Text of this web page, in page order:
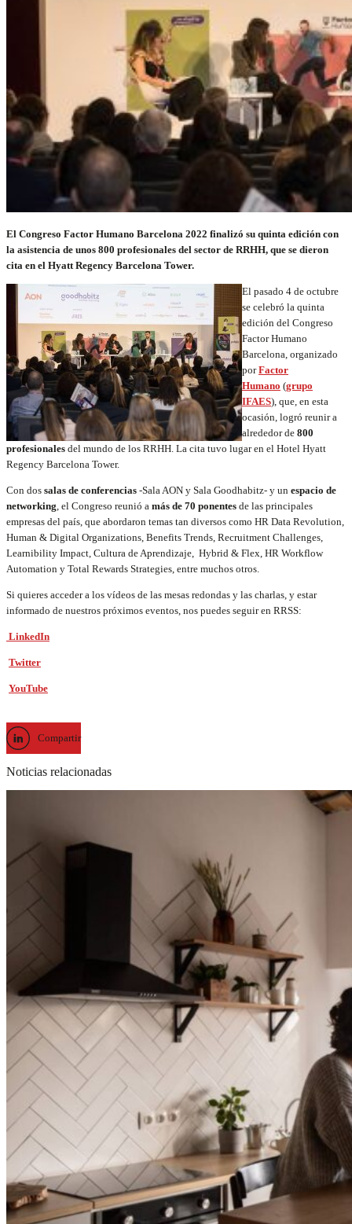
El Congreso Factor Humano Barcelona 2022 finalizó su quinta edición con
la asistencia de unos 800 profesionales del sector de RRHH, que se dieron
cita en el Hyatt Regency Barcelona Tower.
El pasado 4 de octubre
se celebró la quinta
edición del Congreso
Factor Humano
Barcelona, organizado
porFactor
Humano (grupo
IFAES), que, en esta
ocasión, logró reunir a
alrededor de 800
profesionales del mundo de los RRHH. La cita tuvo lugar en el Hotel Hyatt
Regency Barcelona Tower.
Con dos salas de conferencias -Sala AON y Sala Goodhabitz- y un espacio de
networking, el Congreso reunió a más de 70 ponentes de las principales
empresas del país, que abordaron temas tan diversos como HR Data Revolution,
Human & Digital Organizations, Benefits Trends, Recruitment Challenges,
Learnibility Impact, Cultura de Aprendizaje, Hybrid & Flex, HR Workflow
Automation y Total Rewards Strategies, entre muchos otros.
Si quieres acceder a los vídeos de las mesas redondas y las charlas, y estar
informado de nuestros próximos eventos, nos puedes seguir en RRSS:
LinkedIn
Twitter
YouTube
Compartir
Noticias relacionadas